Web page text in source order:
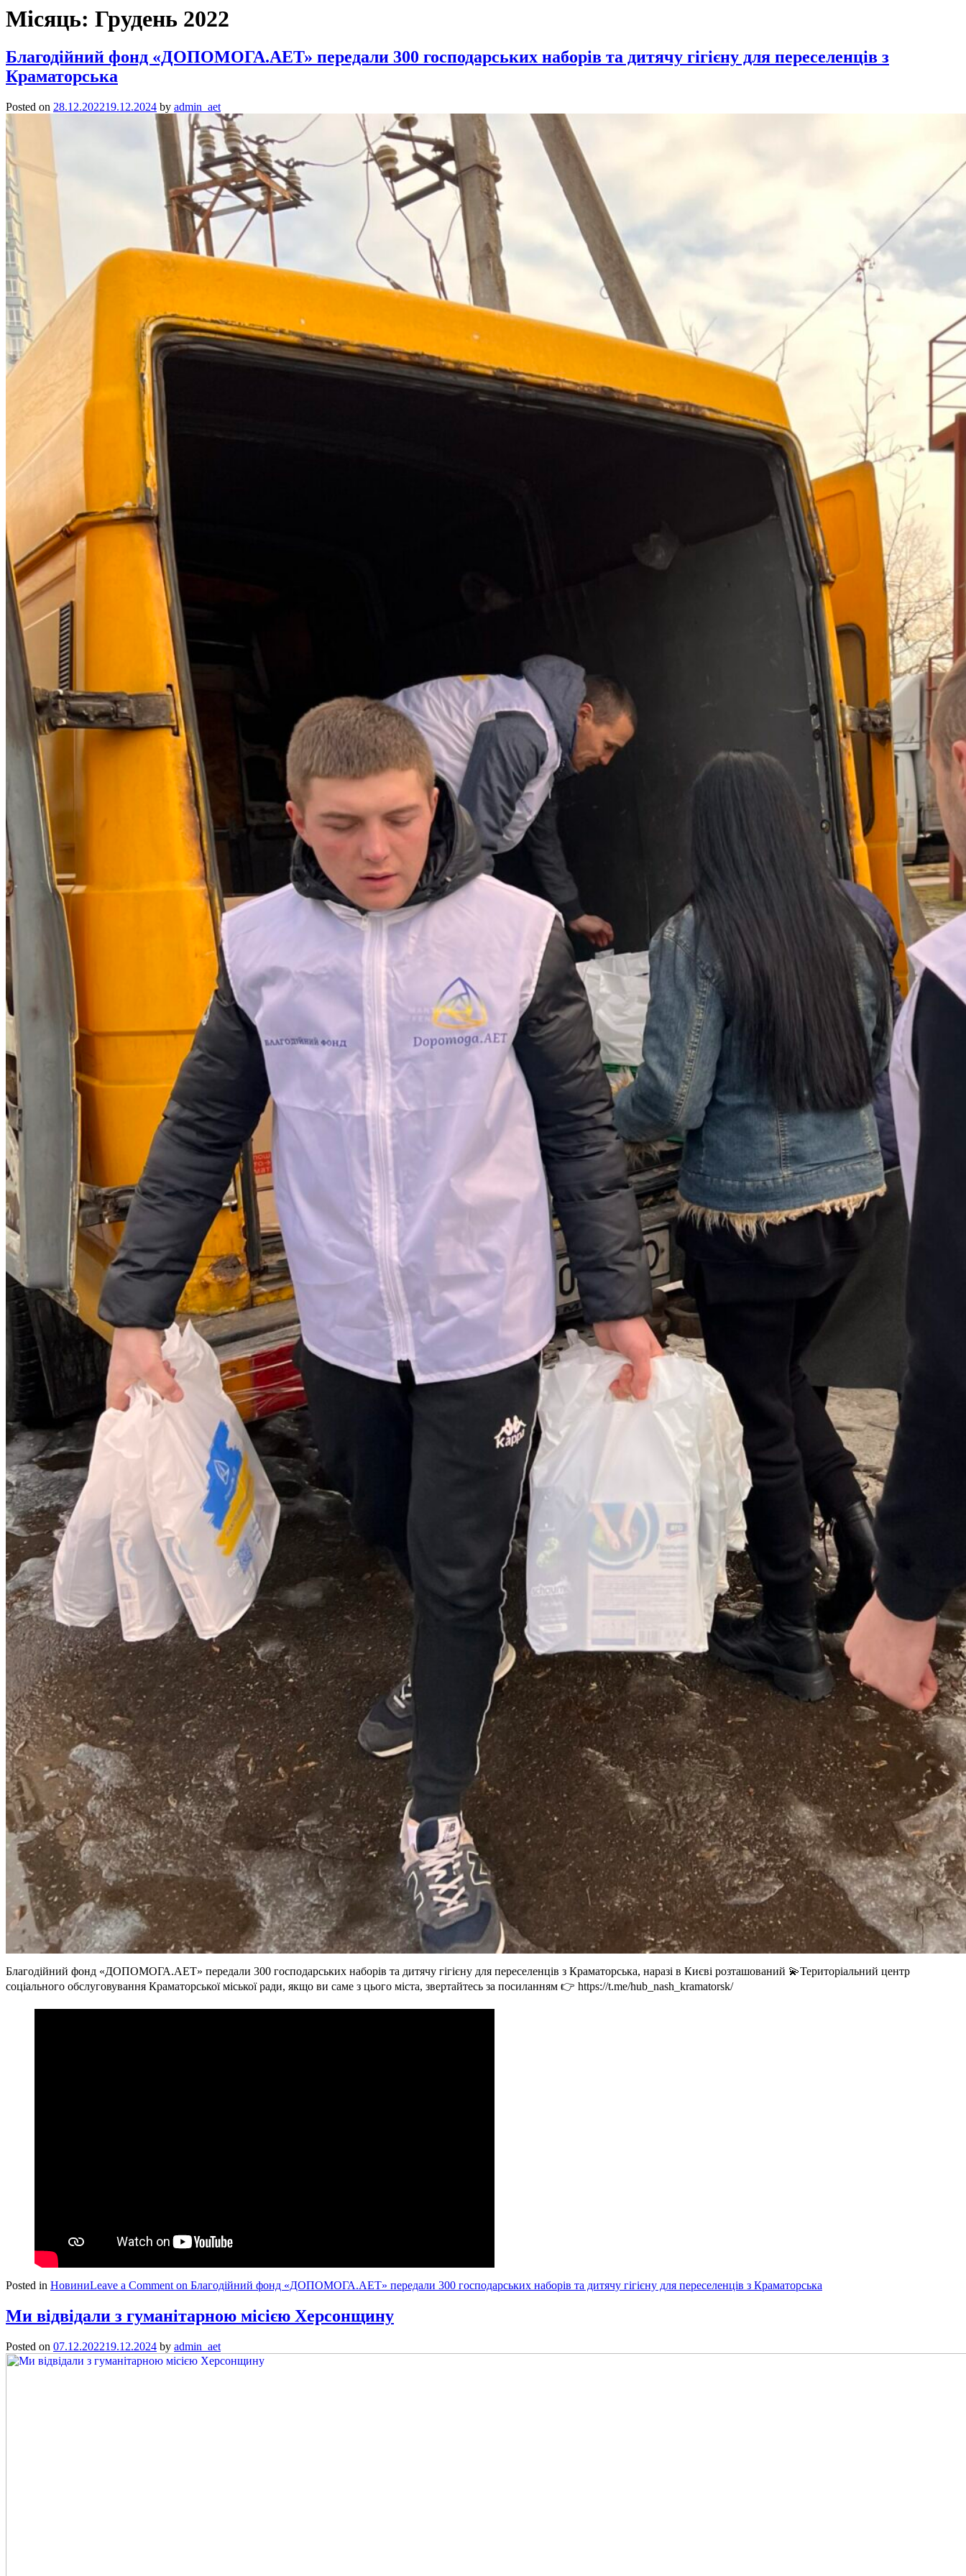
Місяць: Грудень 2022
Благодійний фонд «ДОПОМОГА.АЕТ» передали 300 господарських наборів та дитячу гігієну для переселенців з
Краматорська
Posted on 28.12.202219.12.2024 by admin_aet
Благодійний фонд «ДОПОМОГА.АЕТ» передали 300 господарських наборів та дитячу гігієну для переселенців з Краматорська, наразі в Києві розташований 💫Територіальний центр
соціального обслуговування Краматорської міської ради, якщо ви саме з цього міста, звертайтесь за посиланням 👉 https://t.me/hub_nash_kramatorsk/
Posted in НовиниLeave a Comment on Благодійний фонд «ДОПОМОГА.АЕТ» передали 300 господарських наборів та дитячу гігієну для переселенців з Краматорська
Ми відвідали з гуманітарною місією Херсонщину
Posted on 07.12.202219.12.2024 by admin_aet